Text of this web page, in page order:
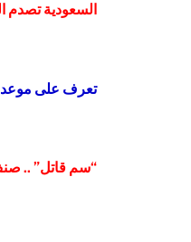
السعودية تصدم
تعرف على موعد
“سم قاتل” ..